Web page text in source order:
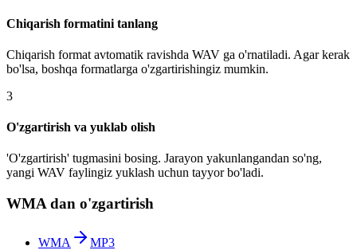
Chiqarish formatini tanlang
Chiqarish format avtomatik ravishda WAV ga o'rnatiladi. Agar kerak
bo'lsa, boshqa formatlarga o'zgartirishingiz mumkin.
3
O'zgartirish va yuklab olish
'O'zgartirish' tugmasini bosing. Jarayon yakunlangandan so'ng,
yangi WAV faylingiz yuklash uchun tayyor bo'ladi.
WMA dan o'zgartirish
WMA
MP3